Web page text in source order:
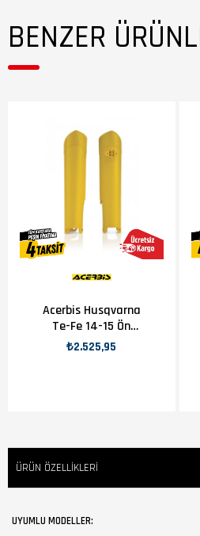
BENZER
Acerbis Husqvarna
Te-Fe 14-15 Ön
Amortsör Plastiği
₺2.525,95
ÜRÜN ÖZELLIKLERI
UYUMLU MODELLER: